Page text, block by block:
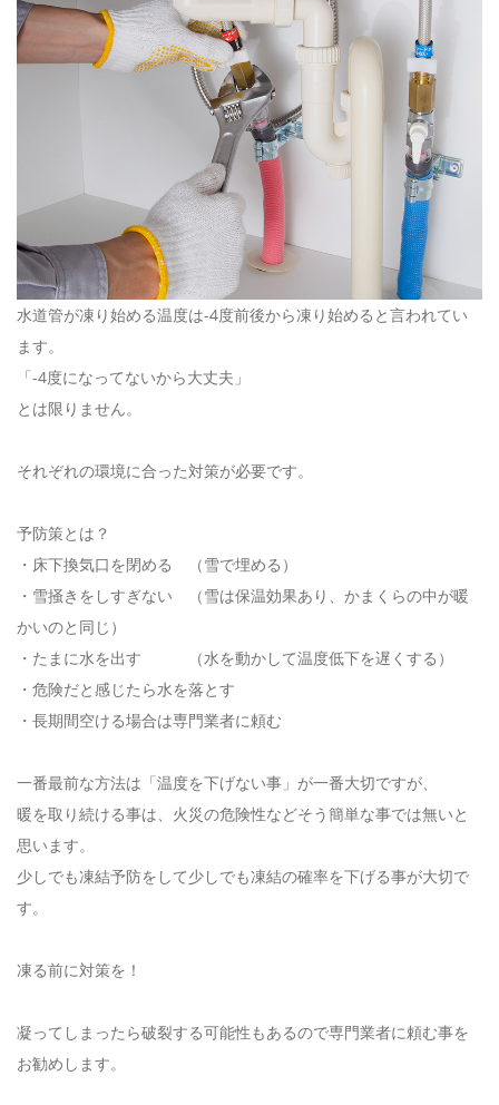
水道管が凍り始める温度は-4度前後から凍り始めると言われてい
ます。
「-4度になってないから大丈夫」
とは限りません。
それぞれの環境に合った対策が必要です。
予防策とは？
・床下換気口を閉める （雪で埋める）
・雪掻きをしすぎない （雪は保温効果あり、かまくらの中が暖
かいのと同じ）
・たまに水を出す （水を動かして温度低下を遅くする）
・危険だと感じたら水を落とす
・長期間空ける場合は専門業者に頼む
一番最前な方法は「温度を下げない事」が一番大切ですが、
暖を取り続ける事は、火災の危険性などそう簡単な事では無いと
思います。
少しでも凍結予防をして少しでも凍結の確率を下げる事が大切で
す。
凍る前に対策を！
凝ってしまったら破裂する可能性もあるので専門業者に頼む事を
お勧めします。